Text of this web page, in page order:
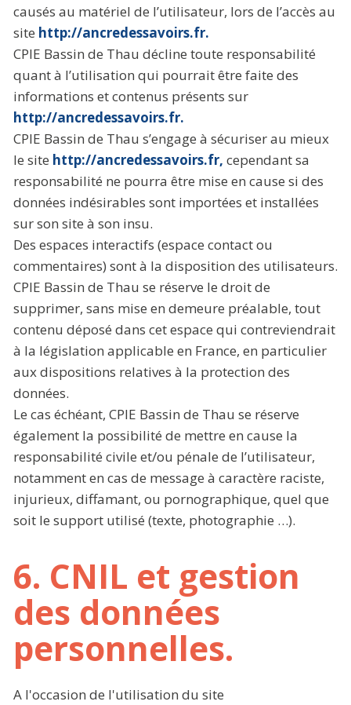
causés au matériel de l’utilisateur, lors de l’accès au
site http://ancredessavoirs.fr.
CPIE Bassin de Thau décline toute responsabilité
quant à l’utilisation qui pourrait être faite des
informations et contenus présents sur
http://ancredessavoirs.fr.
CPIE Bassin de Thau s’engage à sécuriser au mieux
le site http://ancredessavoirs.fr, cependant sa
responsabilité ne pourra être mise en cause si des
données indésirables sont importées et installées
sur son site à son insu.
Des espaces interactifs (espace contact ou
commentaires) sont à la disposition des utilisateurs.
CPIE Bassin de Thau se réserve le droit de
supprimer, sans mise en demeure préalable, tout
contenu déposé dans cet espace qui contreviendrait
à la législation applicable en France, en particulier
aux dispositions relatives à la protection des
données.
Le cas échéant, CPIE Bassin de Thau se réserve
également la possibilité de mettre en cause la
responsabilité civile et/ou pénale de l’utilisateur,
notamment en cas de message à caractère raciste,
injurieux, diffamant, ou pornographique, quel que
soit le support utilisé (texte, photographie …).
6. CNIL et gestion
des données
personnelles.
A l'occasion de l'utilisation du site